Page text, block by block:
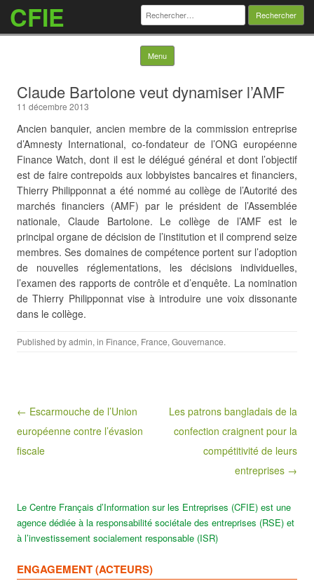
CFIE Rechercher :
Menu Skip to content
Claude Bartolone veut dynamiser l’AMF
11 décembre 2013
Ancien banquier, ancien membre de la commission entreprise
d’Amnesty International, co-fondateur de l’ONG européenne
Finance Watch, dont il est le délégué général et dont l’objectif
est de faire contrepoids aux lobbyistes bancaires et financiers,
Thierry Philipponnat a été nommé au collège de l’Autorité des
marchés financiers (AMF) par le président de l’Assemblée
nationale, Claude Bartolone. Le collège de l’AMF est le
principal organe de décision de l’institution et il comprend seize
membres. Ses domaines de compétenceportent sur l’adoption
de nouvelles réglementations, les décisions individuelles,
l’examen des rapports de contrôle et d’enquête. La nomination
de Thierry Philipponnat vise à introduire une voix dissonante
dans le collège.
Published byadmin, in Finance, France, Gouvernance.
Post navigation
← Escarmouche de l’Union
européenne contre l’évasion
fiscale
Les patrons bangladais de la
confection craignent pour la
compétitivité de leurs
entreprises →
Le Centre Français d’Information sur les Entreprises (CFIE) est une
agence dédiée à la responsabilité sociétale des entreprises (RSE) et
à l’investissement socialement responsable (ISR)
ENGAGEMENT (ACTEURS)